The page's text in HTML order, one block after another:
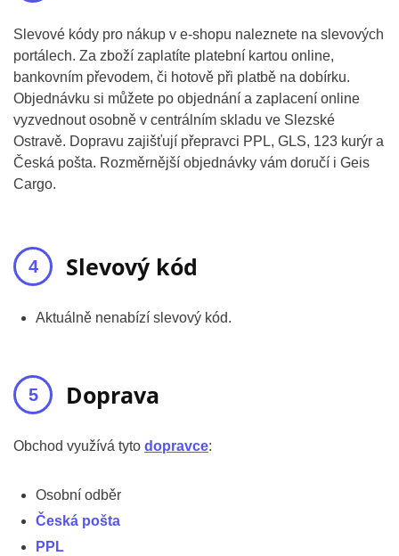
Slevové kódy pro nákup v e-shopu naleznete na slevových
portálech. Za zboží zaplatíte platební kartou online,
bankovním převodem, či hotově při platbě na dobírku.
Objednávku si můžete po objednání a zaplacení online
vyzvednout osobně v centrálním skladu ve Slezské
Ostravě. Dopravu zajišťují přepravci PPL, GLS, 123 kurýr a
Česká pošta. Rozměrnější objednávky vám doručí i Geis
Cargo.
Slevový kód
Aktuálně nenabízí slevový kód.
Doprava
Obchod využívá tyto dopravce:
Osobní odběr
Česká pošta
PPL